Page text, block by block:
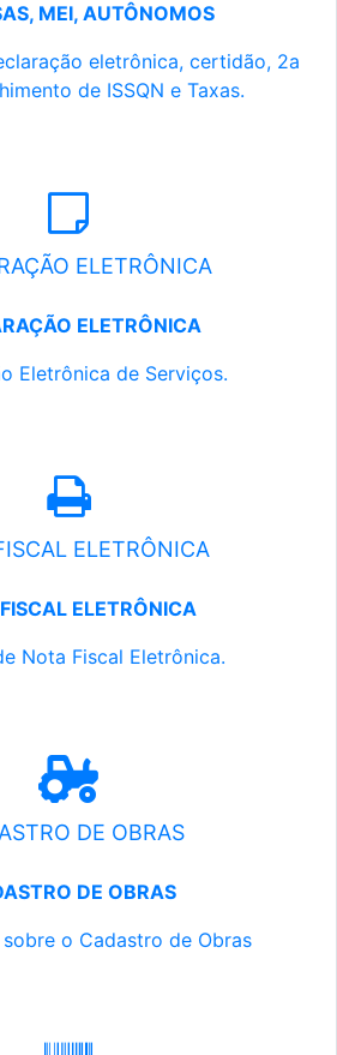
MEI, AUTÔNOMOS
eletrônica, certidão, 2a
de ISSQN e Taxas.
ELETRÔNICA
ELETRÔNICA
Eletrônica de Serviços.
ELETRÔNICA
ELETRÔNICA
Nota Fiscal Eletrônica.
DE OBRAS
DE OBRAS
o Cadastro de Obras